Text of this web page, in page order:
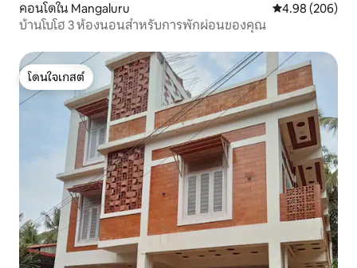
คอนโดใน Mangaluru คะแนนเฉลี่ย
4.98 (206)
บ้านโบโฮ 3 ห้องนอนสำหรับการพักผ่อนของคุณ
โดนใจเกสต์
โดนใจเกสต์